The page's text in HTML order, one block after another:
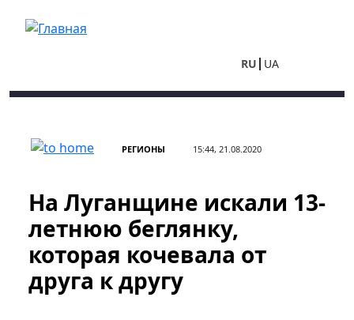
RU UA
РЕГИОНЫ 15:44, 21.08.2020
На Луганщине искали 13-
летнюю беглянку,
которая кочевала от
друга к другу